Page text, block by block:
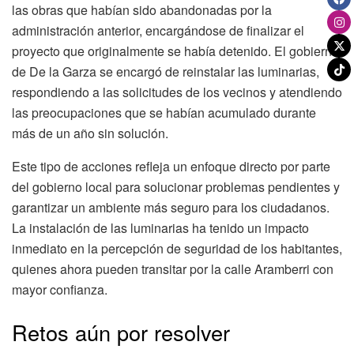
las obras que habían sido abandonadas por la
administración anterior, encargándose de finalizar el
proyecto que originalmente se había detenido. El gobierno
de De la Garza se encargó de reinstalar las luminarias,
respondiendo a las solicitudes de los vecinos y atendiendo
las preocupaciones que se habían acumulado durante
más de un año sin solución.
Este tipo de acciones refleja un enfoque directo por parte
del gobierno local para solucionar problemas pendientes y
garantizar un ambiente más seguro para los ciudadanos.
La instalación de las luminarias ha tenido un impacto
inmediato en la percepción de seguridad de los habitantes,
quienes ahora pueden transitar por la calle Aramberri con
mayor confianza.
Retos aún por resolver